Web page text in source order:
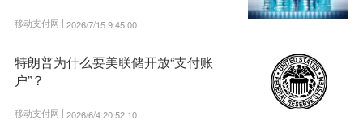
移动支付网 | 2026/7/15 9:45:00
特朗普为什么要美联储开放“支付账
户”？
移动支付网 | 2026/6/4 20:52:10